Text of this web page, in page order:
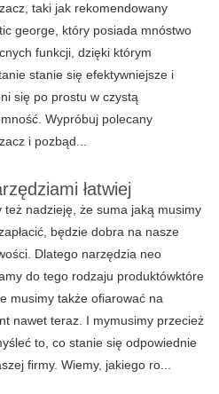
taki jak rekomendowany
george, który posiada mnóstwo
funkcji, dzięki którym
stanie się efektywniejsze i
się po prostu w czystą
Wypróbuj polecany
i pozbąd...
łatwiej
też nadzieję, że suma jaką musimy
będzie dobra na nasze
Dlatego narzędzia neo
do tego rodzaju produktówktóre
musimy także ofiarować na
nawet teraz. I mymusimy przecież
to, co stanie się odpowiednie
firmy. Wiemy, jakiego ro...